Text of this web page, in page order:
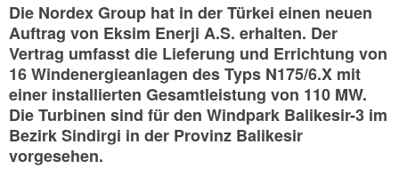
Die Nordex Group hat in der Türkei einen neuen
Auftrag von Eksim Enerji A.S. erhalten. Der
Vertrag umfasst die Lieferung und Errichtung von
16 Windenergieanlagen des Typs N175/6.X mit
einer installierten Gesamtleistung von 110 MW.
Die Turbinen sind für den Windpark Balikesir-3 im
Bezirk Sindirgi in der Provinz Balikesir
vorgesehen.